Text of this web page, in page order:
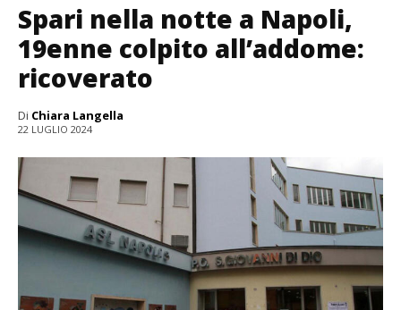
Spari nella notte a Napoli,
19enne colpito all’addome:
ricoverato
Di Chiara Langella
22 LUGLIO 2024